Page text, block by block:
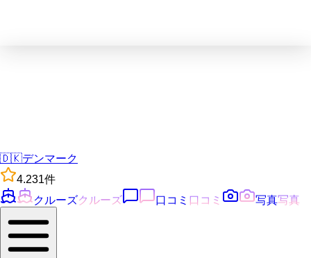
🇩🇰デンマーク
4.231件
クルーズクルーズ 口コミ 口コミ 写真写真